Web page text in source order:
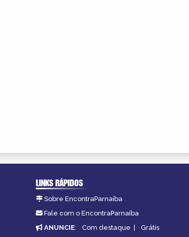
LINKS RÁPIDOS
Sobre EncontraParnaíba
Fale com o EncontraParnaíba
ANUNCIE: Com destaque | Grátis